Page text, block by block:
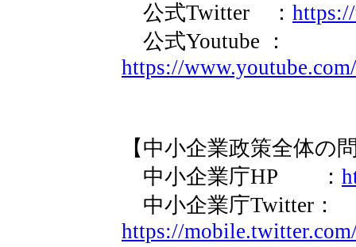
公式Twitter ：
公式Youtube ：
https://
【中小企業政策全体の
中小企業庁HP ：
中小企業庁Twitter：
https://